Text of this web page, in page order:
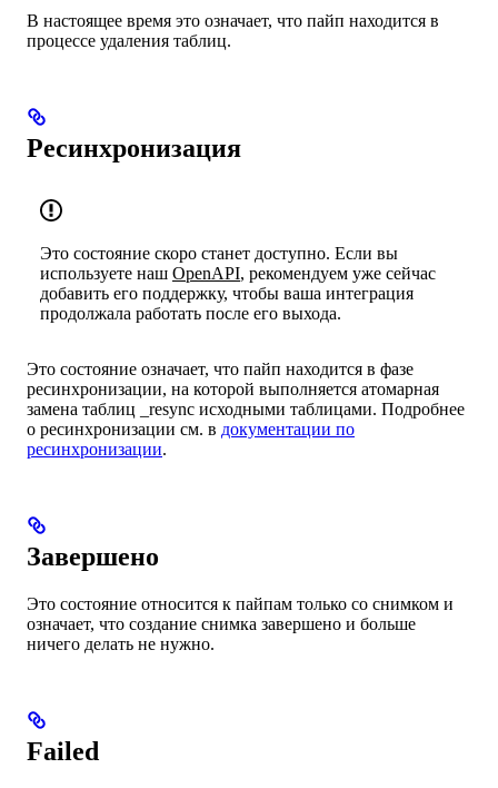
В настоящее время это означает, что пайп находится в
процессе удаления таблиц.
Ресинхронизация
Это состояние скоро станет доступно. Если вы
используете наш OpenAPI, рекомендуем уже сейчас
добавить его поддержку, чтобы ваша интеграция
продолжала работать после его выхода.
Это состояние означает, что пайп находится в фазе
ресинхронизации, на которой выполняется атомарная
замена таблиц _resync исходными таблицами. Подробнее
о ресинхронизации см. в документации по
ресинхронизации.
Завершено
Это состояние относится к пайпам только со снимком и
означает, что создание снимка завершено и больше
ничего делать не нужно.
Failed